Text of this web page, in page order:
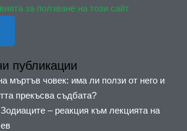
за ползване на този сайт
публикации
мъртъв човек: има ли ползи от него и
прекъсва съдбата?
– реакция към лекцията на